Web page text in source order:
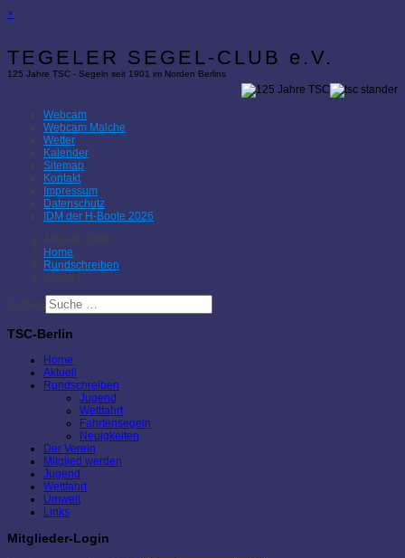
×
TEGELER SEGEL-CLUB e.V.
125 Jahre TSC - Segeln seit 1901 im Norden Berlins
Webcam
Webcam Malche
Wetter
Kalender
Sitemap
Kontakt
Impressum
Datenschutz
IDM der H-Boote 2026
Aktuelle Seite:
Home
Rundschreiben
Jugend
Suchen
TSC-Berlin
Home
Aktuell
Rundschreiben
Jugend
Wettfahrt
Fahrtensegeln
Neuigkeiten
Der Verein
Mitglied werden
Jugend
Wettfahrt
Umwelt
Links
Mitglieder-Login